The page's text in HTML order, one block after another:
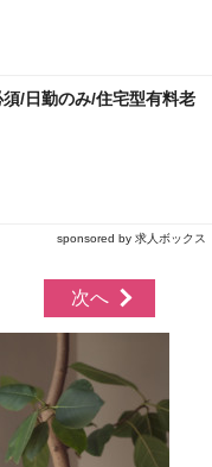
/日勤のみ/住宅型有料老
sponsored by 求人ボックス
次へ